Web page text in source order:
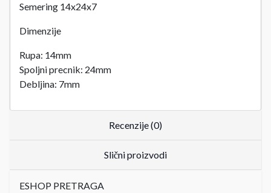
Semering 14x24x7
Dimenzije
Rupa: 14mm
Spoljni precnik: 24mm
Debljina: 7mm
Recenzije (0)
Slični proizvodi
ESHOP PRETRAGA